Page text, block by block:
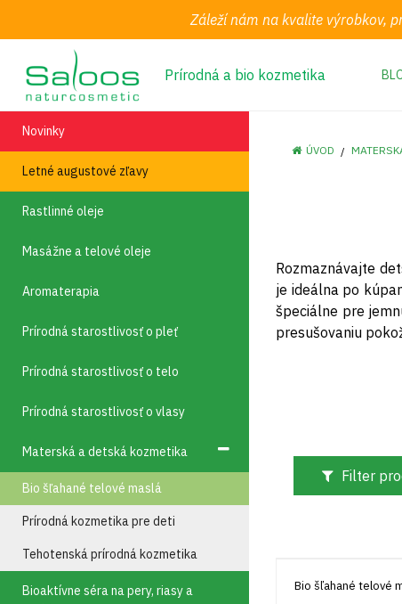
Záleží nám na kvalite výrobkov,
Prírodná a bio kozmetika
Novinky
Letné augustové zľavy
Rastlinné oleje
Masážne a telové oleje
Aromaterapia
Prírodná starostlivosť o pleť
Prírodná starostlivosť o telo
Prírodná starostlivosť o vlasy
Materská a detská kozmetika
Bio šľahané telové maslá
Prírodná kozmetika pre deti
Tehotenská prírodná kozmetika
Bioaktívne séra na pery, riasy a
ÚVOD
Rozmaznávajte
je ideálna po
špeciálne pre
presušovaniu
Filter
Bio šľahané telové